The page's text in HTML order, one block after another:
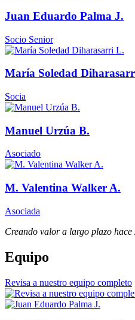
Juan Eduardo Palma J.
Socio Senior
María Soledad
Socia
Manuel Urzúa B.
Asociado
M. Valentina Walker A.
Asociada
Creando valor a largo plazo hace
Equipo
Revisa a nuestro equipo completo